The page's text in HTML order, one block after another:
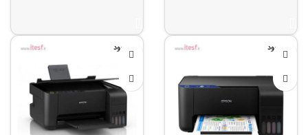
ناموجود ناموجود